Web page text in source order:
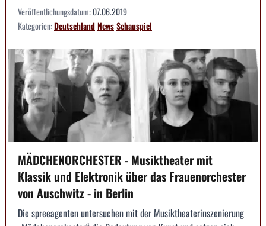
Veröffentlichungsdatum:07.06.2019
Kategorien:DeutschlandNewsSchauspiel
MÄDCHENORCHESTER - Musiktheater mit
Klassik und Elektronik über das Frauenorchester
von Auschwitz - in Berlin
Die spreeagenten untersuchen mit der Musiktheaterinszenierung